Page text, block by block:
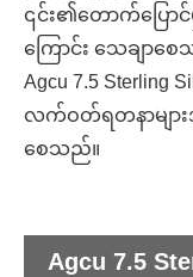
၎င်း၏တောက်ပြော
ကြောင်း သေချာ
Agcu 7.5
လက်ဝတ်ရတနာများ
စေသည်။
Agcu 7.5